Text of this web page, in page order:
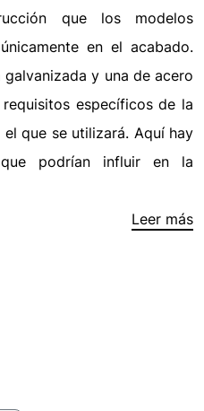
que los modelos
en el acabado.
y una de acero
específicos de la
que se utilizará. Aquí hay
que podrían influir en la
Leer más